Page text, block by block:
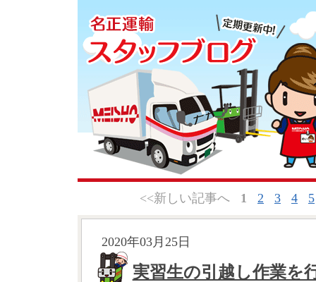
<<新しい記事へ 1 2 3 4 5
2020年03月25日
実習生の引越し作業を